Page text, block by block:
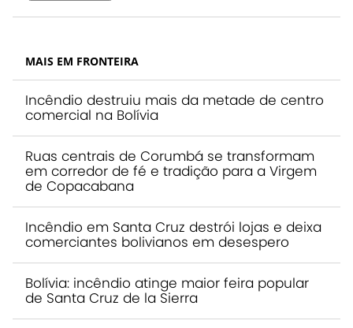
MAIS EM FRONTEIRA
Incêndio destruiu mais da metade de centro
comercial na Bolívia
Ruas centrais de Corumbá se transformam
em corredor de fé e tradição para a Virgem
de Copacabana
Incêndio em Santa Cruz destrói lojas e deixa
comerciantes bolivianos em desespero
Bolívia: incêndio atinge maior feira popular
de Santa Cruz de la Sierra